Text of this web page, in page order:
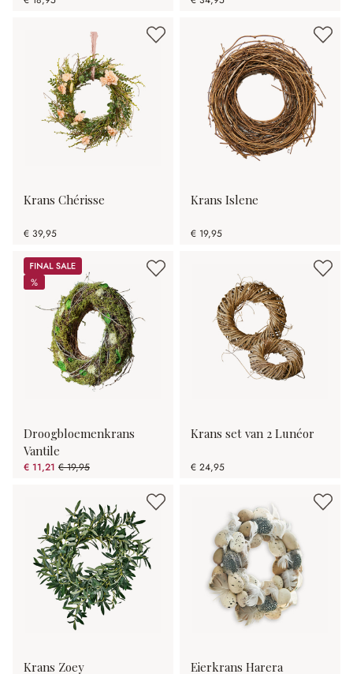
Krans Chérisse
€ 39,95
Krans Islene
€ 19,95
Sale
%
%
Droogbloemenkrans
Vantile
€ 11,21 € 19,95
(43.81% gespart)
Krans set van 2 Lunéor
€ 24,95
Krans Zoey Eierkrans Harera